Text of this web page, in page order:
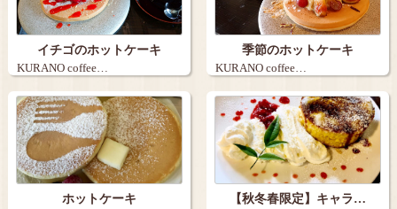
イチゴのホットケーキ
KURANO coffee…
季節のホットケーキ
KURANO coffee…
ホットケーキ 【秋冬春限定】キャラ…